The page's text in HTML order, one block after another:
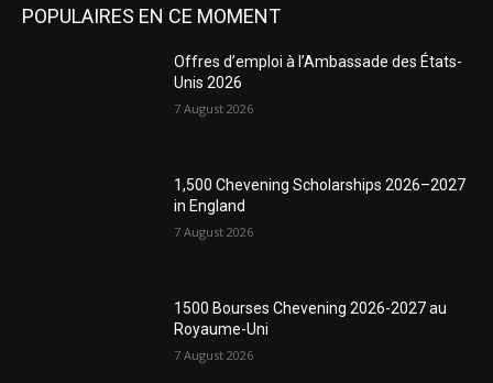
POPULAIRES EN CE MOMENT
Offres d’emploi à l’Ambassade des États-
Unis 2026
7 August 2026
1,500 Chevening Scholarships 2026–2027
in England
7 August 2026
1500 Bourses Chevening 2026-2027 au
Royaume-Uni
7 August 2026